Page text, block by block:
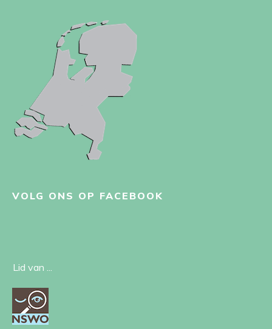
VOLG ONS OP FACEBOOK
Lid van ...